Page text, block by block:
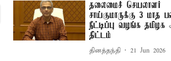
தலைமைச் செயலாளர்
சாய்குமாருக்கு 3 மாத
நீட்டிப்பு வழங்க தமிழக
திட்டம்
தினத்தந்தி 21 Jun 2026